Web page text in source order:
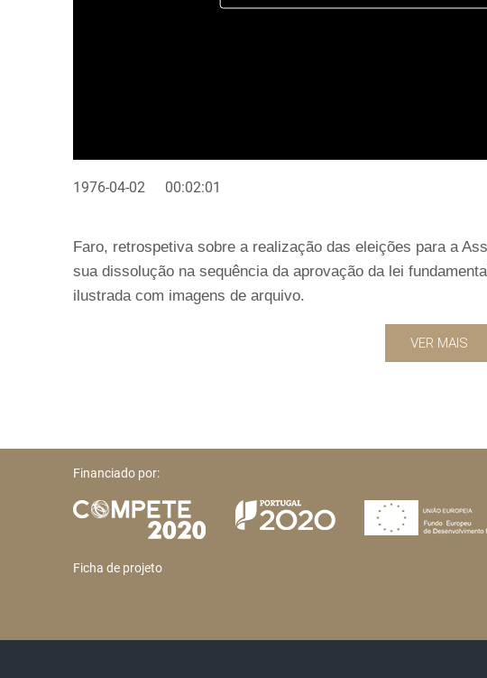
1976-04-02 00:02:01
Faro, retrospetiva sobre a realização das eleições para a
sua dissolução na sequência da aprovação da lei
ilustrada com imagens de arquivo.
VER MAIS
Financiado por:
Ficha de projeto